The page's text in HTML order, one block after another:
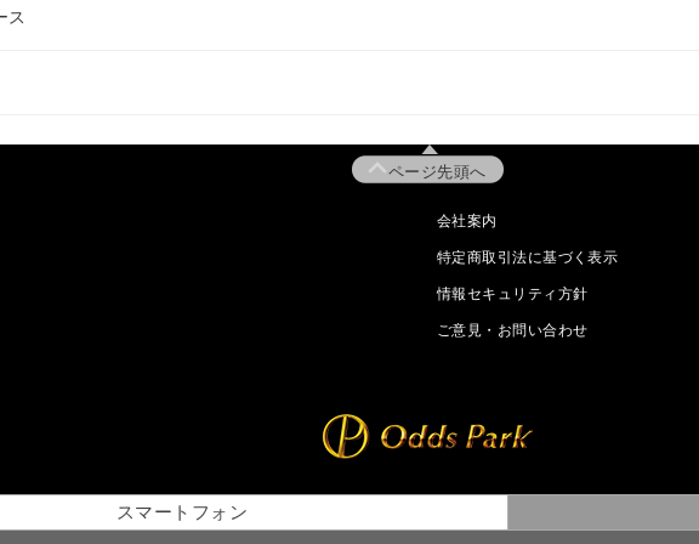
ス
ページ先頭へ
会社案内
特定商取引法に基づく表示
情報セキュリティ方針
ご意見・お問い合わせ
スマートフォン